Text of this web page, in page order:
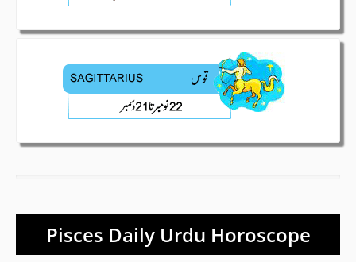
Pisces Daily Urdu Horoscope